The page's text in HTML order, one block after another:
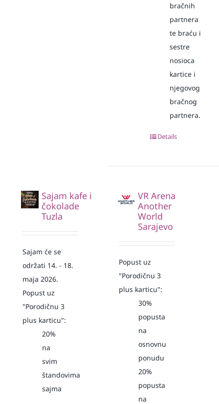
bračnih
partnera
te braću i
sestre
nosioca
kartice i
njegovog
bračnog
partnera.
Details
Sajam kafe i
čokolade
Tuzla
Sajam će se
održati 14. - 18.
maja 2026.
Popust uz
"Porodičnu 3
plus karticu":
20%
na
svim
štandovima
sajma
VR Arena
Another
World
Sarajevo
Popust uz
"Porodičnu 3
plus karticu":
30%
popusta
na
osnovnu
ponudu
20%
popusta
na